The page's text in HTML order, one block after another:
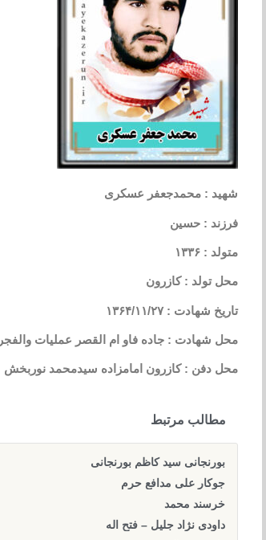
شهید : محمدجعفر عسکری
فرزند : حسین
متولد : ۱۳۳۶
محل تولد : کازرون
تاریخ شهادت : ۱۳۶۴/۱۱/۲۷
محل شهادت : جاده فاو ام القصر عملیات والفجر ۸
محل دفن : کازرون امامزاده سیدمحمد نوربخش
مطالب مرتبط
بورنجانی سید کاظم بورنجانی
جوکار علی مدافع حرم
خرسند محمد
داودی نژاد جلیل – فتح اله